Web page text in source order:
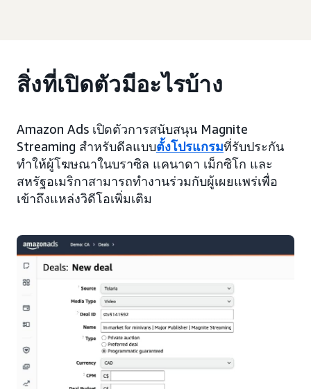
สิ่งที่เปิดตัวมีอะไรบ้าง
Amazon Ads เปิดตัวการสนับสนุน Magnite
Streaming สำหรับดีลแบบตั้งโปรแกรมที่รับประกัน
ทำให้ผู้โฆษณาในบราซิล แคนาดา เม็กซิโก และ
สหรัฐอเมริกาสามารถทำงานร่วมกับผู้เผยแพร่เพื่อ
เข้าถึงแหล่งวิดีโอเพิ่มเติม